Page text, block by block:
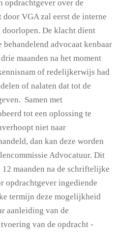
opdrachtgever over de
VGA zal eerst de interne
De klacht dient
advocaat kenbaar
maanden na het moment
of redelijkerwijs had
of nalaten dat tot de
Samen met
tot een oplossing te
niet naar
dan kan deze worden
Advocatuur. Dit
maanden na de schriftelijke
opdrachtgever ingediende
termijn deze mogelijkheid
aanleiding van de
van de opdracht -